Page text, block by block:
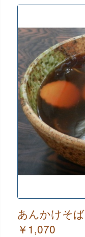
あんかけそば
￥1,070